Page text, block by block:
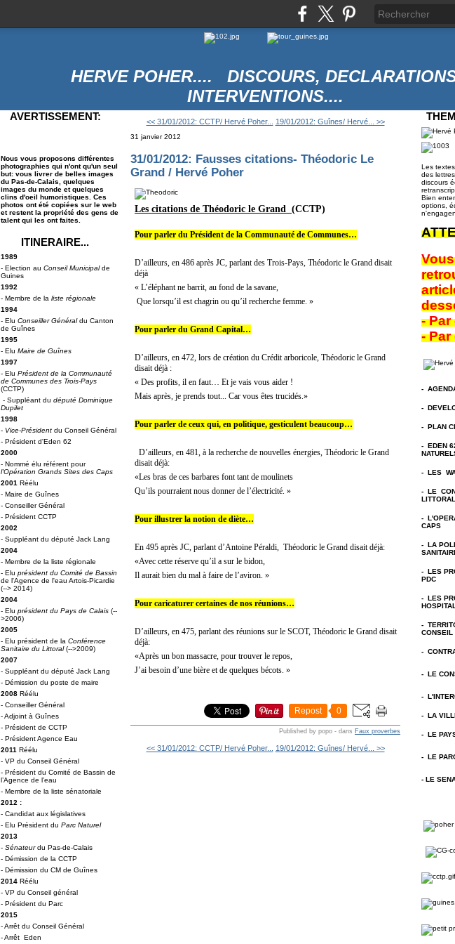
HERVE POHER.... DISCOURS,
INTERVENTIONS....
AVERTISSEMENT:
Nous vous proposons différentes
photographies qui n'ont qu'un seul
but: vous livrer de belles images
du Pas-de-Calais, quelques
images du monde et quelques
clins d'oeil humoristiques. Ces
photos ont été copiées sur le web
et restent la propriété des gens de
talent qui les ont faites.
ITINERAIRE...
1989
- Election au Conseil Municipalde
Guines
1992
- Membre de la liste régionale
1994
- Elu Conseiller Généraldu Canton
de Guînes
1995
- Elu Maire de Guînes
1997
- Elu Président de la Communauté
de Communes des Trois-Pays
(CCTP)
- Suppléant du député Dominique
Dupilet
1998
- Vice-Président du Conseil Général
- Président d'Eden 62
2000
- Nommé élu référent pour
l'Opération Grands Sites des Caps
2001 Réélu
- Maire de Guînes
- Conseiller Général
- Président CCTP
2002
- Suppléant du député Jack Lang
2004
- Membre de la liste régionale
- Elu président du Comité de Bassin
de l'Agence de l'eau Artois-Picardie
(--> 2014)
2004
- Elu président du Pays de Calais (--
>2006)
2005
- Elu président de la Conférence
Sanitaire du Littoral(-->2009)
2007
- Suppléant du député Jack Lang
- Démission du poste de maire
2008 Réélu
- Conseiller Général
- Adjoint à Guînes
- Président de CCTP
- Président Agence Eau
2011 Réélu
- VP du Conseil Général
- Président du Comité de Bassin de
l’Agence de l’eau
- Membre de la liste sénatoriale
2012 :
- Candidat aux législatives
- Elu Président du Parc Naturel
2013
- Sénateurdu Pas-de-Calais
- Démission de la CCTP
- Démission du CM de Guînes
2014 Réélu
- VP du Conseil général
- Président du Parc
2015
- Arrêt du Conseil Général
- Arrêt Eden
<< 31/01/2012: CCTP/ Hervé Poher... 19/01/2012: Guînes/ Hervé... >>
31 janvier 2012
31/01/2012: Fausses citations- Théodoric Le
Grand / Hervé Poher
Les citations de Théodoric le Grand (CCTP)
Pour parler du Président de la Communauté de Communes…
D’ailleurs, en 486 après JC, parlant des Trois-Pays, Théodoric le Grand disait
déjà
« L’éléphant ne barrit, au fond de la savane,
Que lorsqu’il est chagrin ou qu’il recherche femme. »
Pour parler du Grand Capital…
D’ailleurs, en 472, lors de création du Crédit arboricole, Théodoric le Grand
disait déjà :
« Des profits, il en faut… Et je vais vous aider !
Mais après, je prends tout... Car vous êtes trucidés.»
Pour parler de ceux qui, en politique, gesticulent beaucoup…
D’ailleurs, en 481, à la recherche de nouvelles énergies, Théodoric le Grand
disait déjà:
«Les bras de ces barbares font tant de moulinets
Qu’ils pourraient nous donner de l’électricité. »
Pour illustrer la notion de diète…
En 495 après JC, parlant d’Antoine Péraldi, Théodoric le Grand disait déjà:
«Avec cette réserve qu’il a sur le bidon,
Il aurait bien du mal à faire de l’aviron. »
Pour caricaturer certaines de nos réunions…
D’ailleurs, en 475, parlant des réunions sur le SCOT, Théodoric le Grand disait
déjà:
«Après un bon massacre, pour trouver le repos,
J’ai besoin d’une bière et de quelques bécots. »
Repost 0
Published by popo - dans Faux proverbes
<< 31/01/2012: CCTP/ Hervé Poher... 19/01/2012: Guînes/ Hervé... >>
Les
des
discours
Bien
options,
-
- Par
-
-
- PLAN
- EDEN
- LES
- LE
LITTORAL
-
CAPS
- LA
- LES
PDC
- LES
-
CONSEIL
-
- LE
-
- LA
- LE
- LE
- LE